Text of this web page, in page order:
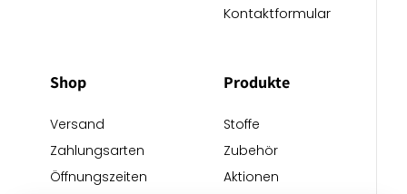
Kontaktformular
Shop
Versand
Zahlungsarten
Öffnungszeiten
Produkte
Stoffe
Zubehör
Aktionen